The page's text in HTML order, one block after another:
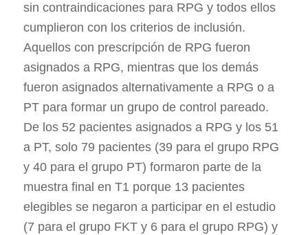
sin contraindicaciones para RPG y todos ellos
cumplieron con los criterios de inclusión.
Aquellos con prescripción de RPG fueron
asignados a RPG, mientras que los demás
fueron asignados alternativamente a RPG o a
PT para formar un grupo de control pareado.
De los 52 pacientes asignados a RPG y los 51
a PT, solo 79 pacientes (39 para el grupo RPG
y 40 para el grupo PT) formaron parte de la
muestra final en T1 porque 13 pacientes
elegibles se negaron a participar en el estudio
(7 para el grupo FKT y 6 para el grupo RPG) y